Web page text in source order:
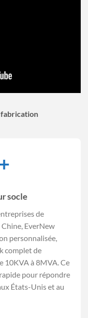
fabrication
socle
de
EverNew
personnalisée,
complet de
10KVA à 8MVA. Ce
pour répondre
États-Unis et au